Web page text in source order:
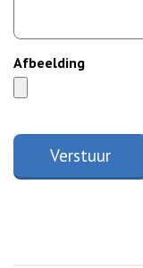
Afbeelding
Verstuur